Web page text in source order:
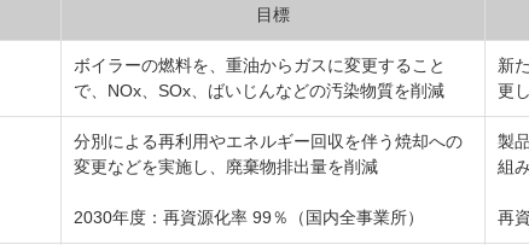
目標
ボイラーの燃料を、重油からガスに変更すること
で、NOx、SOx、ばいじんなどの汚染物質を削減
新
更
分別による再利用やエネルギー回収を伴う焼却への
変更などを実施し、廃棄物排出量を削減
2030年度：再資源化率 99％（国内全事業所）
製
組
再